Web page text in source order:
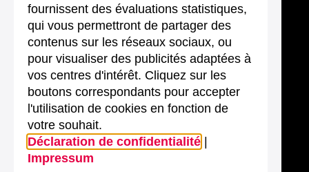
fournissent des évaluations statistiques,
qui vous permettront de partager des
contenus sur les réseaux sociaux, ou
pour visualiser des publicités adaptées à
vos centres d'intérêt. Cliquez sur les
boutons correspondants pour accepter
l'utilisation de cookies en fonction de
votre souhait.
Déclaration de confidentialité
Impressum